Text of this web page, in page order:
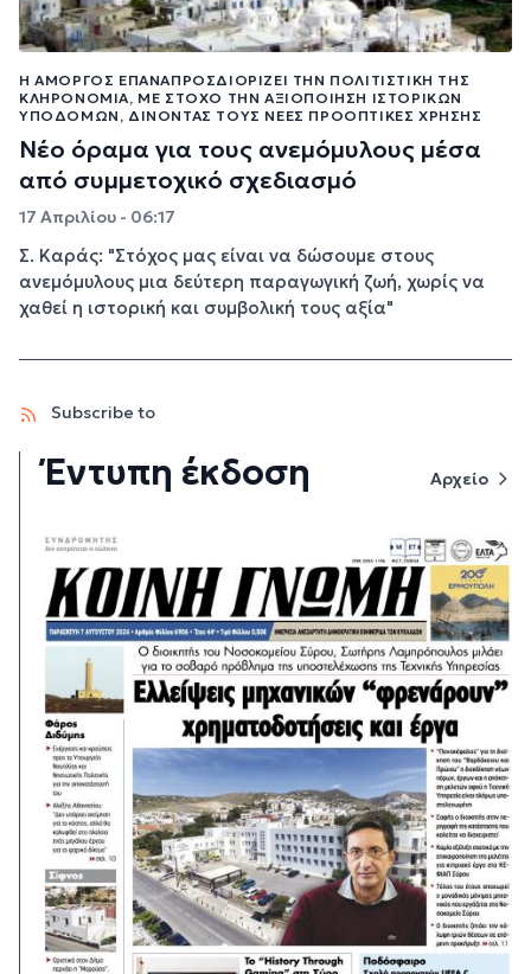
Η ΑΜΟΡΓΌΣ ΕΠΑΝΑΠΡΟΣΔΙΟΡΊΖΕΙ ΤΗΝ ΠΟΛΙΤΙΣΤΙΚΉ ΤΗΣ
ΚΛΗΡΟΝΟΜΙΆ, ΜΕ ΣΤΌΧΟ ΤΗΝ ΑΞΙΟΠΟΊΗΣΗ ΙΣΤΟΡΙΚΏΝ
ΥΠΟΔΟΜΏΝ, ΔΊΝΟΝΤΆΣ ΤΟΥΣ ΝΈΕΣ ΠΡΟΟΠΤΙΚΈΣ ΧΡΉΣΗΣ
Νέο όραμα για τους ανεμόμυλους μέσα
από συμμετοχικό σχεδιασμό
17 Απριλίου - 06:17
Σ. Καράς: "Στόχος μας είναι να δώσουμε στους
ανεμόμυλους μια δεύτερη παραγωγική ζωή, χωρίς να
χαθεί η ιστορική και συμβολική τους αξία"
Subscribe to
Έντυπη έκδοση Αρχείο